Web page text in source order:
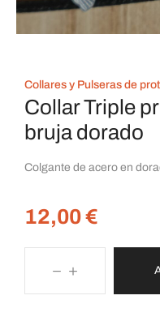
Collares y Pulseras de
Collar Triple
bruja dorado
Colgante de acero en
12,00€